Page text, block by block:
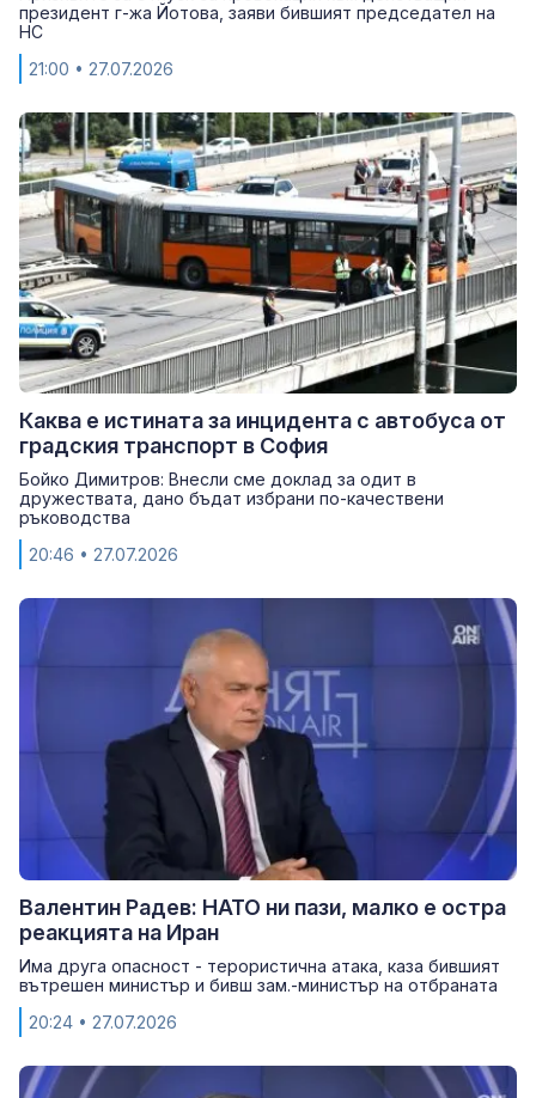
президент г-жа Йотова, заяви бившият председател на
НС
21:00 • 27.07.2026
Каква е истината за инцидента с автобуса от
градския транспорт в София
Бойко Димитров: Внесли сме доклад за одит в
дружествата, дано бъдат избрани по-качествени
ръководства
20:46 • 27.07.2026
Валентин Радев: НАТО ни пази, малко е остра
реакцията на Иран
Има друга опасност - терористична атака, каза бившият
вътрешен министър и бивш зам.-министър на отбраната
20:24 • 27.07.2026